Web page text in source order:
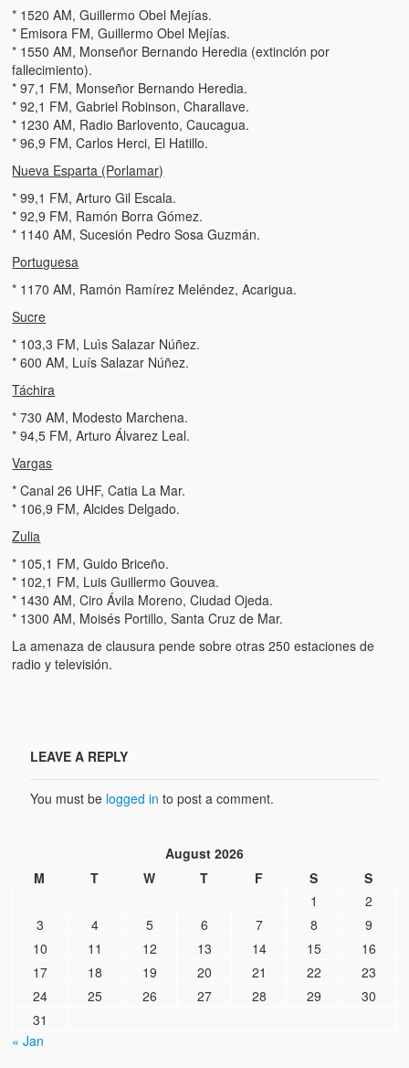
Fotos
Versos
Cuentos
Videos
* 1520 AM, Guillermo Obel Mejías.
* Emisora FM, Guillermo Obel Mejías.
* 1550 AM, Monseñor Bernando Heredia (extinción por
fallecimiento).
* 97,1 FM, Monseñor Bernando Heredia.
* 92,1 FM, Gabriel Robinson, Charallave.
* 1230 AM, Radio Barlovento, Caucagua.
* 96,9 FM, Carlos Herci, El Hatillo.
Nueva Esparta (Porlamar)
* 99,1 FM, Arturo Gil Escala.
* 92,9 FM, Ramón Borra Gómez.
* 1140 AM, Sucesión Pedro Sosa Guzmán.
Portuguesa
* 1170 AM, Ramón Ramírez Meléndez, Acarigua.
Sucre
* 103,3 FM, Luìs Salazar Núñez.
* 600 AM, Luís Salazar Núñez.
Táchira
* 730 AM, Modesto Marchena.
* 94,5 FM, Arturo Álvarez Leal.
Vargas
* Canal 26 UHF, Catia La Mar.
* 106,9 FM, Alcides Delgado.
Zulia
* 105,1 FM, Guido Briceño.
* 102,1 FM, Luis Guillermo Gouvea.
* 1430 AM, Ciro Ávila Moreno, Ciudad Ojeda.
* 1300 AM, Moisés Portillo, Santa Cruz de Mar.
La amenaza de clausura pende sobre otras 250 estaciones de
radio y televisión.
LEAVE A REPLY
You must be logged in to post a comment.
August 2026
M
T W T F S
S
1
2
3
4 5 6 7 8
9
10
11 12 13 14 15
16
17
18 19 20 21 22
23
24
25 26 27 28 29
30
31
« Jan